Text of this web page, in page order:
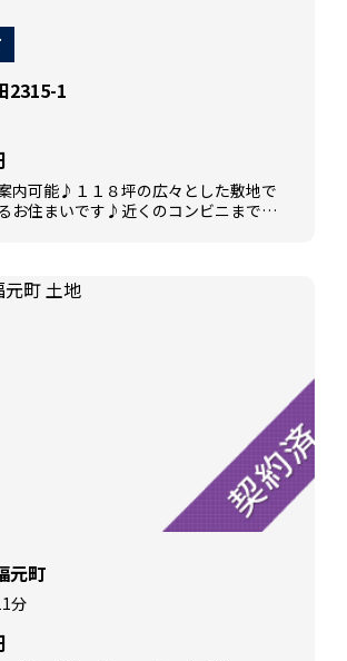
2315-1
内可能♪１１８坪の広々とした敷地で
お住まいです♪近くのコンビニまで徒
元町
分